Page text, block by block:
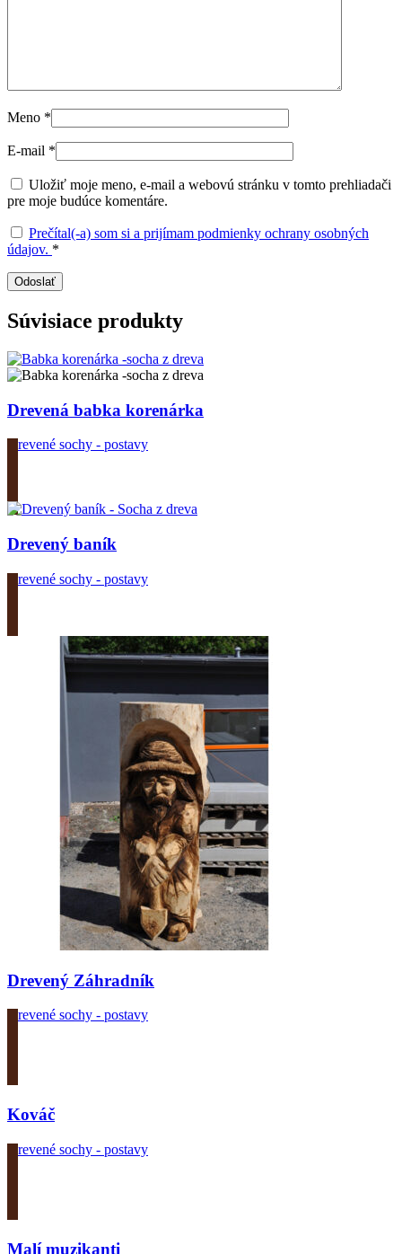
Meno *
E-mail *
Uložiť moje meno, e-mail a webovú stránku v tomto prehliadači
pre moje budúce komentáre.
Prečítal(-a) som si a prijímam podmienky ochrany osobných
údajov. *
Súvisiace produkty
Drevená babka korenárka
Drevené sochy - postavy
Drevený baník
Drevené sochy - postavy
Drevený Záhradník
Drevené sochy - postavy
Kováč
Drevené sochy - postavy
Malí muzikanti